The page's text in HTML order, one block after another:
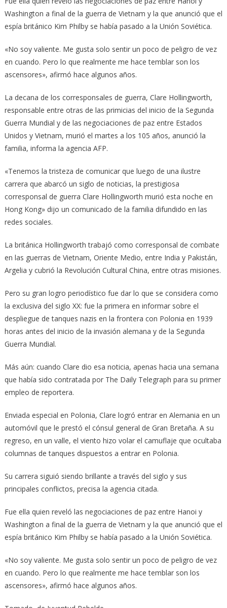
Washington a final de la guerra de Vietnam y la que anunció que el
espía británico Kim Philby se había pasado a la Unión Soviética.
«No soy valiente. Me gusta solo sentir un poco de peligro de vez
en cuando. Pero lo que realmente me hace temblar son los
ascensores», afirmó hace algunos años.
La decana de los corresponsales de guerra, Clare Hollingworth,
responsable entre otras de las primicias del inicio de la Segunda
Guerra Mundial y de las negociaciones de paz entre Estados
Unidos y Vietnam, murió el martes a los 105 años, anunció la
familia, informa la agencia AFP.
«Tenemos la tristeza de comunicar que luego de una ilustre
carrera que abarcó un siglo de noticias, la prestigiosa
corresponsal de guerra Clare Hollingworth murió esta noche en
Hong Kong» dijo un comunicado de la familia difundido en las
redes sociales.
La británica Hollingworth trabajó como corresponsal de combate
en las guerras de Vietnam, Oriente Medio, entre India y Pakistán,
Argelia y cubrió la Revolución Cultural China, entre otras misiones.
Pero su gran logro periodístico fue dar lo que se considera como
la exclusiva del siglo XX: fue la primera en informar sobre el
despliegue de tanques nazis en la frontera con Polonia en 1939
horas antes del inicio de la invasión alemana y de la Segunda
Guerra Mundial.
Más aún: cuando Clare dio esa noticia, apenas hacia una semana
que había sido contratada por The Daily Telegraph para su primer
empleo de reportera.
Enviada especial en Polonia, Clare logró entrar en Alemania en un
automóvil que le prestó el cónsul general de Gran Bretaña. A su
regreso, en un valle, el viento hizo volar el camuflaje que ocultaba
columnas de tanques dispuestos a entrar en Polonia.
Su carrera siguió siendo brillante a través del siglo y sus
principales conflictos, precisa la agencia citada.
Fue ella quien reveló las negociaciones de paz entre Hanoi y
Washington a final de la guerra de Vietnam y la que anunció que el
espía británico Kim Philby se había pasado a la Unión Soviética.
«No soy valiente. Me gusta solo sentir un poco de peligro de vez
en cuando. Pero lo que realmente me hace temblar son los
ascensores», afirmó hace algunos años.